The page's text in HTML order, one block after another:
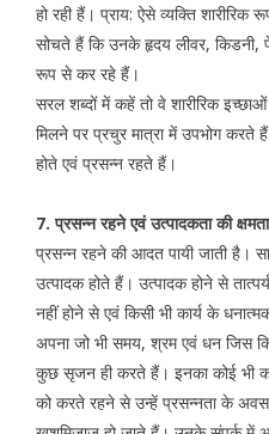
हो रही हैं। प्राय: ऐसे व्यक्ति
सोचते हैं कि उनके हृदय लीवर, किडनी,
रूप से कर रहे हैं।
सरल शब्दों में कहें तो वे शारीरिक
मिलने पर प्रचुर मात्रा में उपभोग करते
होते एवं प्रसन्न रहते हैं।
7. प्रसन्न रहने एवं उत्पादकता की
प्रसन्न रहने की आदत पायी जाती है।
उत्पादक होते हैं। उत्पादक होने से
नहीं होने से एवं किसी भी कार्य के
अपना जो भी समय, श्रम एवं धन जिस
कुछ सृजन ही करते हैं। इनका कोई भी
को करते रहने से उन्हें प्रसन्नता के